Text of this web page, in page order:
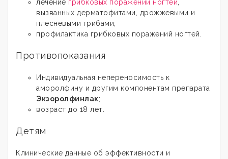
лечение грибковых поражений ногтей
вызванных дерматофитами, дрожжевыми и
плесневыми грибами;
профилактика грибковых поражений ногтей.
Противопоказания
Индивидуальная непереносимость к
аморолфину и другим компонентам препарата
Экзоролфинлак;
возраст до 18 лет.
Детям
Клинические данные об эффективности и